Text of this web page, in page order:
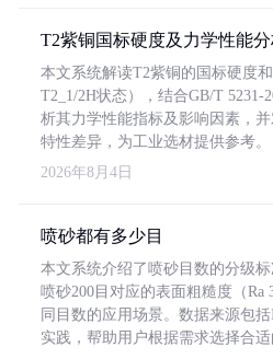
T2紫铜国标硬度及力学性能
本文系统解读T2紫铜的国标硬度
T2_1/2H状态），结合GB/T 5231-
析其力学性能指标及影响因素，
特性差异，为工业选材提供参考。
2026年8月4日
喷砂都有多少目
本文系统介绍了喷砂目数的分级
喷砂200目对应的表面粗糙度（Ra
同目数的应用场景。数据来源包
实践，帮助用户根据需求选择合适